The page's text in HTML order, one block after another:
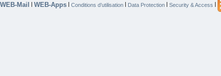
WEB-Mail | WEB-Apps | Conditions d’utilisation | Data Protection | Security & Access |